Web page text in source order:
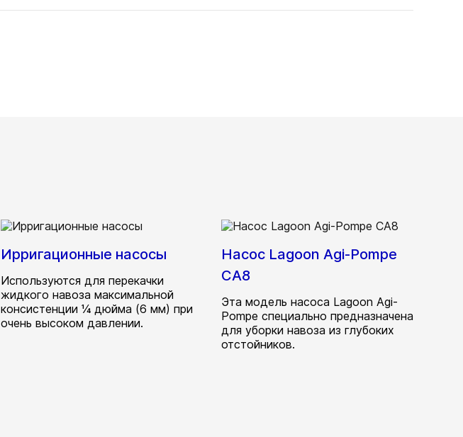
Ирригационные насосы
Используются для перекачки
жидкого навоза максимальной
консистенции ¼ дюйма (6 мм) при
очень высоком давлении.
Насос Lagoon Agi-Pompe
CA8
Эта модель насоса Lagoon Agi-
Pompe специально предназначена
для уборки навоза из глубоких
отстойников.